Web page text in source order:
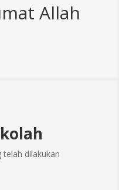
Allah
dilakukan